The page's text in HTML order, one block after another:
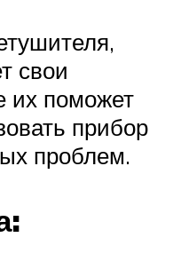
свои
их поможет
прибор
проблем.